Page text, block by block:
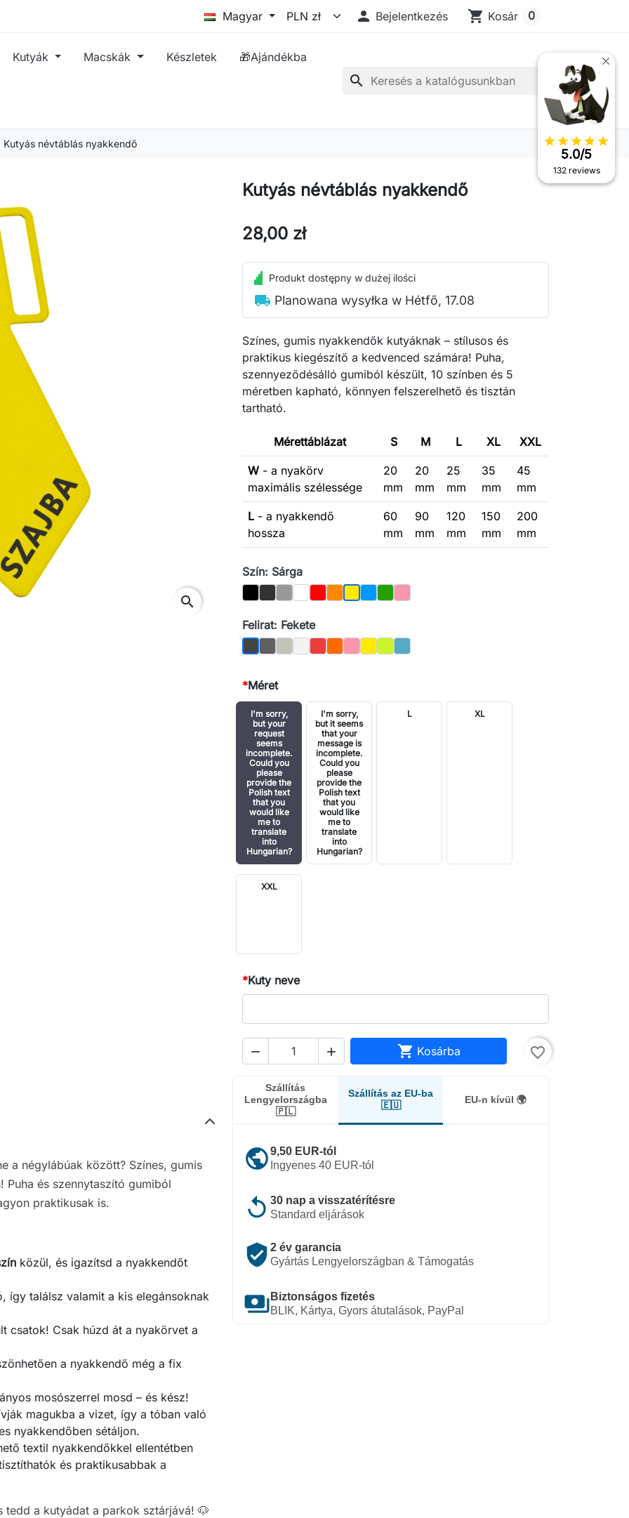
Magyar  Bejelentkezés shopping_cart Kosár 0
Kutyák Macskák Készletek 🎁Ajándékba
search
Kutyás névtáblás nyakkendő
search
Kutyás névtáblás nyakkendő
28,00 zł
Produkt dostępny w dużej ilości
local_shipping Planowana wysyłka w Hétfő, 17.08
Színes, gumis nyakkendők kutyáknak – stílusos és
praktikus kiegészítő a kedvenced számára! Puha,
szennyeződésálló gumiból készült, 10 színben és 5
méretben kapható, könnyen felszerelhető és tisztán
tartható.
Mérettáblázat S M L XL XXL
W - a nyakörv
maximális szélessége
20
mm
20
mm
25
mm
35
mm
45
mm
L - a nyakkendő
hossza
60
mm
90
mm
120
mm
150
mm
200
mm
Szín: Sárga
Fekete
GrafitSzürke
FehérPirosNarancs
Sárga
KékZielonyRózsaszín
Felirat: Fekete
Fekete
GrafitSzürke
FehérPirosNarancs
Rózsaszín
SárgaVilágos Zöld
Kék
*Méret
I'm sorry,
but your
request
seems
incomplete.
Could you
please
provide the
Polish text
that you
would like
me to
translate
into
Hungarian?
I'm sorry,
but it seems
that your
message is
incomplete.
Could you
please
provide the
Polish text
that you
would like
me to
translate
into
Hungarian?
L XL
XXL
*Kuty neve
   Kosárba favorite_border
Szállítás
Lengyelországba
🇵🇱
Szállítás az EU-ba
🇪🇺
EU-n kívül 🌍
public9,50 EUR-tól
Ingyenes 40 EUR-tól
replay 30 nap a visszatérítésre
Standard eljárások
verified_user 2 év garancia
Gyártás Lengyelországban & Támogatás
payments Biztonságos fizetés
BLIK, Kártya, Gyors átutalások, PayPal
a négylábúak között? Színes, gumis
Puha és szennytaszító gumiból
praktikusak is.
közül, és igazítsd a nyakkendőt
így találsz valamit a kis elegánsoknak
csatok! Csak húzd át a nyakörvet a
a nyakkendő még a fix
mosószerrel mosd – és kész!
magukba a vizet, így a tóban való
nyakkendőben sétáljon.
textil nyakkendőkkel ellentétben
és praktikusabbak a
tedd a kutyádat a parkok sztárjává! 🐶
star star star star star
5.0/5
132 reviews